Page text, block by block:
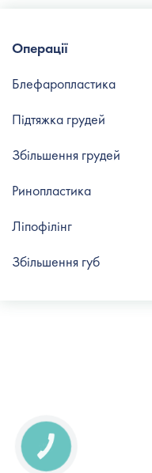
Операції
Блефаропластика
Підтяжка грудей
Збільшення грудей
Ринопластика
Ліпофілінг
Збільшення губ
КНОПКА
СВЯЗИ